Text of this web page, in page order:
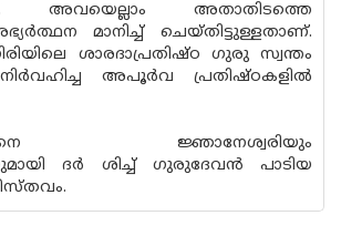
അവയെല്ലാം അതാതിടത്തെ
മാനിച്ച് ചെയ്തിട്ടുള്ളതാണ്.
ശാരദാപ്രതിഷ്ഠ ഗുരു സ്വന്തം
അപൂർവ പ്രതിഷ്ഠകളിൽ
ജ്ഞാനേശ്വരിയും
ദർ ശിച്ച് ഗുരുദേവൻ പാടിയ